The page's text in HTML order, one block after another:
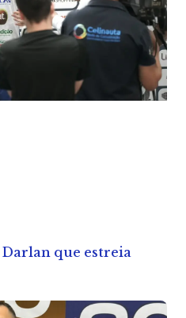
que estreia